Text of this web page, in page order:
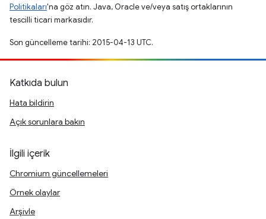
Politikaları'na göz atın. Java, Oracle ve/veya satış ortaklarının
tescilli ticari markasıdır.
Son güncelleme tarihi: 2015-04-13 UTC.
Katkıda bulun
Hata bildirin
Açık sorunlara bakın
İlgili içerik
Chromium güncellemeleri
Örnek olaylar
Arşivle